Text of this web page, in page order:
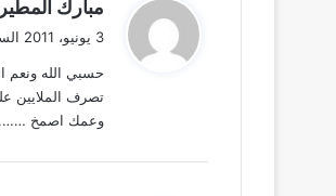
ل
مبارك
3 يونيو، 2011 الساعة 3:03 م
حسبي الله ونعم
تصرف الملايين
وعمك اصمخ …….